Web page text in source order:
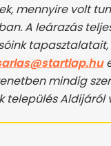
mennyire volt
A leárazás
mindig
település Aldijáról